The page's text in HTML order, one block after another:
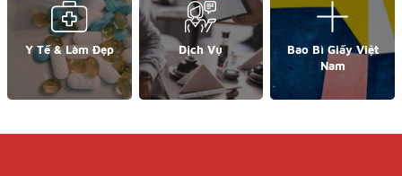
Y Tế & Làm Đẹp Dịch Vụ
Bao Bì Giấy Việt
Nam